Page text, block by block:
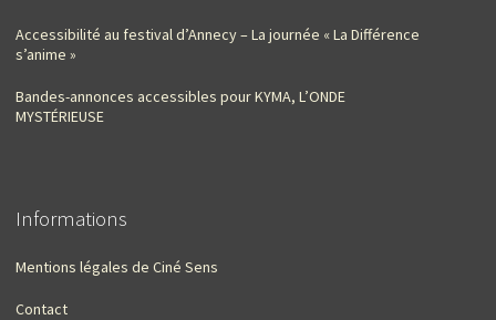
Accessibilité au festival d’Annecy – La journée « La Différence
s’anime »
Bandes-annonces accessibles pour KYMA, L’ONDE
MYSTÉRIEUSE
Informations
Mentions légales de Ciné Sens
Contact